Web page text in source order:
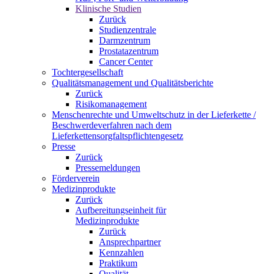
Klinische Studien
Zurück
Studienzentrale
Darmzentrum
Prostatazentrum
Cancer Center
Tochtergesellschaft
Qualitätsmanagement und Qualitätsberichte
Zurück
Risikomanagement
Menschenrechte und Umweltschutz in der Lieferkette /
Beschwerdeverfahren nach dem
Lieferkettensorgfaltspflichtengesetz
Presse
Zurück
Pressemeldungen
Förderverein
Medizinprodukte
Zurück
Aufbereitungseinheit für
Medizinprodukte
Zurück
Ansprechpartner
Kennzahlen
Praktikum